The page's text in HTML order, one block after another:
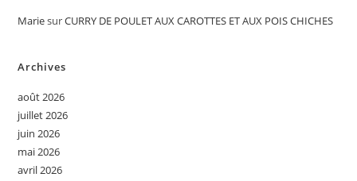
MariesurCURRY DE POULET AUX CAROTTES ET AUX POIS CHICHES
Archives
août 2026
juillet 2026
juin 2026
mai 2026
avril 2026